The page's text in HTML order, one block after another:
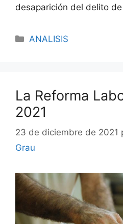
desaparición del delito
ANALISIS
La Reforma
2021
23 de diciembre de 2021
Grau